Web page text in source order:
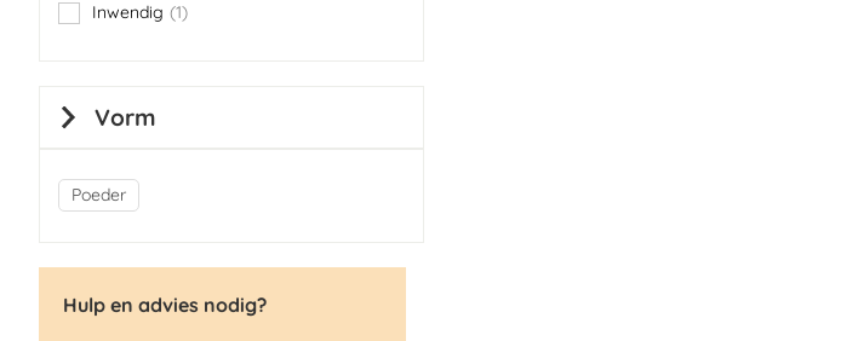
Inwendig 1
item
Vorm
Poeder
Hulp en advies nodig?